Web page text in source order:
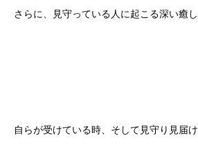
さらに、見守っている人に起こる深い癒
自らが受けている時、そして見守り見届け